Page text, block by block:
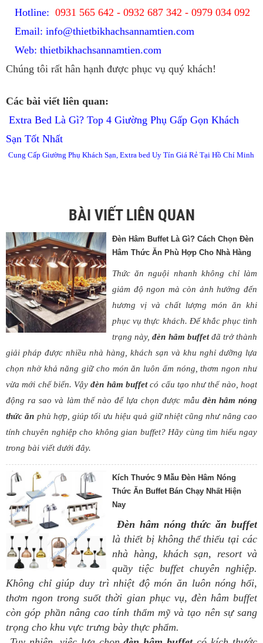
Hotline: 0931 565 642 - 0932 687 342 - 0979 034 092
Email: info@thietbikhachsannamtien.com
Web: thietbikhachsannamtien.com
Chúng tôi rất hân hạnh được phục vụ quý khách!
Các bài viết liên quan:
Extra Bed Là Gì? Top 4 Giường Phụ Gấp Gọn Khách
Sạn Tốt Nhất
Cung Cấp Giường Phụ Khách Sạn, Extra bed Uy Tín Giá Rẻ Tại Hồ Chí Minh
BÀI VIẾT LIÊN QUAN
Đèn Hâm Buffet Là Gì? Cách Chọn Đèn
Hâm Thức Ăn Phù Hợp Cho Nhà Hàng
Thức ăn nguội nhanh không chỉ làm
giảm độ ngon mà còn ảnh hưởng đến
hương vị và chất lượng món ăn khi
phục vụ thực khách. Để khắc phục tình
trạng này, đèn hâm buffet đã trở thành
giải pháp được nhiều nhà hàng, khách sạn và khu nghỉ dưỡng lựa
chọn nhờ khả năng giữ cho món ăn luôn ấm nóng, thơm ngon như
vừa mới chế biến. Vậyđèn hâm buffetcó cấu tạo như thế nào, hoạt
động ra sao và làm thế nào để lựa chọn được mẫu đèn hâm nóng
thức ăn phù hợp, giúp tối ưu hiệu quả giữ nhiệt cũng như nâng cao
tính chuyên nghiệp cho không gian buffet? Hãy cùng tìm hiểu ngay
trong bài viết dưới đây.
Kích Thước 9 Mẫu Đèn Hâm Nóng
Thức Ăn Buffet Bán Chạy Nhất Hiện
Nay
Đèn hâm nóng thức ăn buffet
là thiết bị không thể thiếu tại các
nhà hàng, khách sạn, resort và
quầy tiệc buffet chuyên nghiệp.
Không chỉ giúp duy trì nhiệt độ món ăn luôn nóng hổi,
thơm ngon trong suốt thời gian phục vụ, đèn hâm buffet
còn góp phần nâng cao tính thẩm mỹ và tạo nên sự sang
trọng cho khu vực trưng bày thực phẩm.